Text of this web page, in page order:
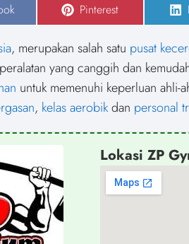
S
h
r
e
o
n
Pinterest
, merupakan salah satu pusat
yang canggih dan
untuk memenuhi keperluan ahli-
, kelas aerobikdan personal
Lokasi ZP